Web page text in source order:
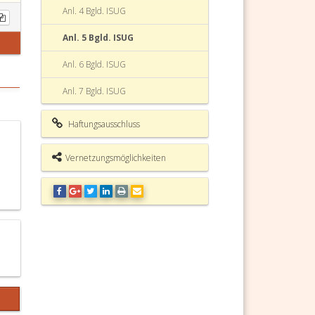
Anl. 4 Bgld. ISUG
Anl. 5 Bgld. ISUG
Anl. 6 Bgld. ISUG
Anl. 7 Bgld. ISUG
Anl. 1 Bgld. ISUG
Anl. 2 Bgld. ISUG
Anl. 3 Bgld. ISUG
Burgenländisches IPPC-Anlagen-,
SEVESO III-Betriebe- und
Haftungsausschluss
Vernetzungsmöglichkeiten